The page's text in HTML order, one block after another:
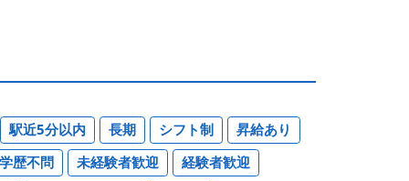
駅近5分以内 長期 シフト制
昇給あり
学歴不問
未経験者歓迎
経験者歓迎